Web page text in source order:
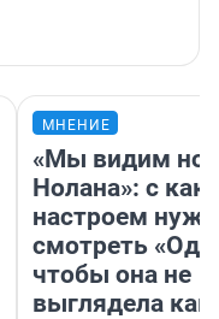
МНЕНИЕ
«Мы видим
Нолана»: с
настроем
смотреть
чтобы она не
выглядела как